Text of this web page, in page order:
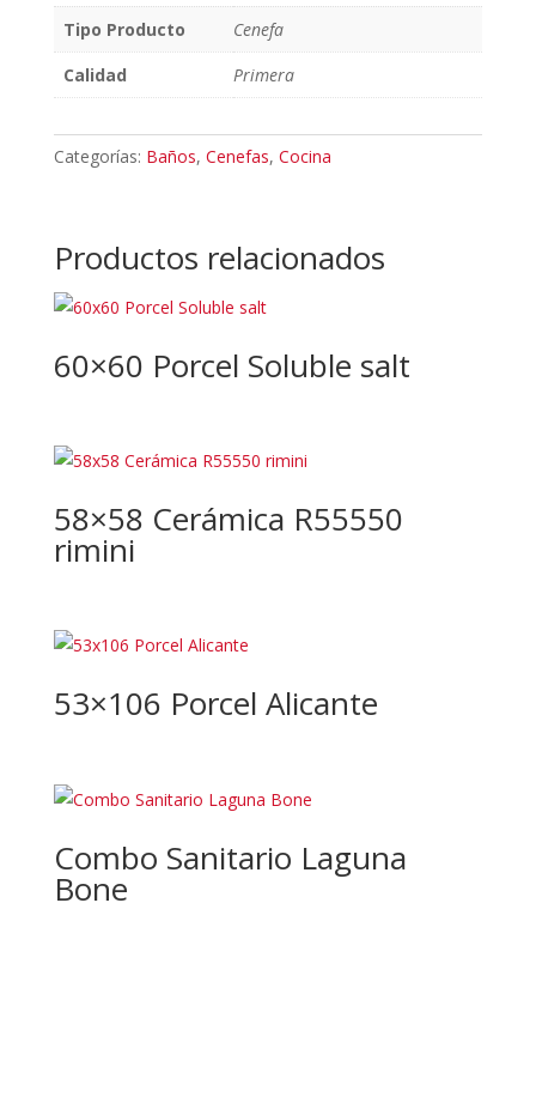
Tipo Producto
Cenefa
Calidad
Primera
Categorías: Baños, Cenefas, Cocina
Productos relacionados
60×60 Porcel Soluble salt
58×58 Cerámica R55550
rimini
53×106 Porcel Alicante
Combo Sanitario Laguna
Bone